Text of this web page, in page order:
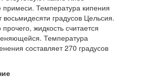
примеси. Температура кипения
восьмидесяти градусов Цельсия.
жидкость считается
Температура
составляет 270 градусов